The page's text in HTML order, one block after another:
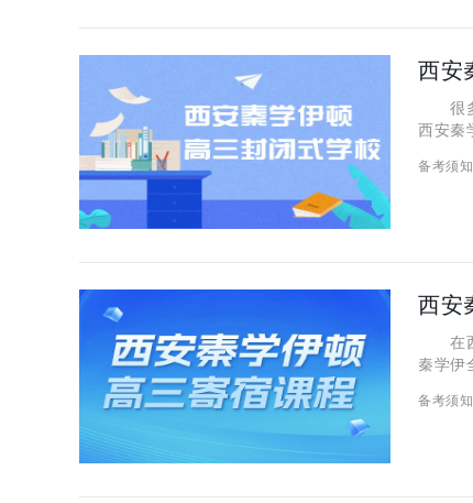
西安
很多
西安秦
校是吃
备考须知
西安
在西
秦学伊
大家
备考须知